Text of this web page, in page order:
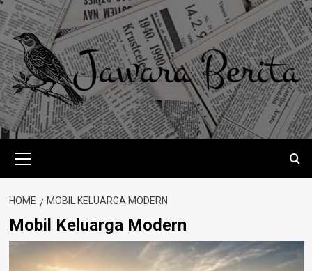
Skip
to
content
Menu
HOME MOBIL KELUARGA MODERN
Mobil Keluarga Modern